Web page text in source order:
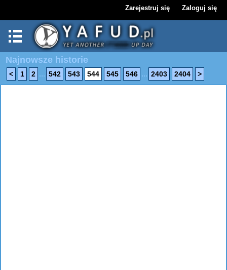
Zarejestruj się Zaloguj się
Najnowsze historie
< 1 2 ... 542 543 544 545 546 ... 2403 2404 >